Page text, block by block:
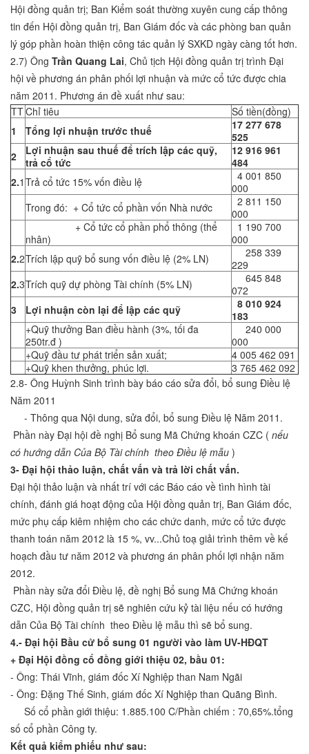
Hội đồng quản trị; Ban Kiểm soát thường xuyên cung cấp thông
tin đến Hội đồng quản trị, Ban Giám đốc và các phòng ban quản
lý góp phần hoàn thiện công tác quản lý SXKD ngày càng tốt hơn.
2.7) Ông Trần Quang Lai, Chủ tịch Hội đồng quản trị trình Đại
hội về phương án phân phối lợi nhuận và mức cổ tức được chia
năm 2011. Phương án đề xuất như sau:
TTChỉ tiêu
Số tiền(đồng)
1
Tổng lợi nhuận trước thuế
17 277 678
525
2
Lợi nhuận sau thuế để trích lập các quỹ,
trả cổ tức
12 916 961
484
2.1 Trả cổ tức 15% vốn điều lệ
4 001 850
000
Trong đó: + Cổ tức cổ phần vốn Nhà nước
2 811 150
000
+ Cổ tức cổ phần phổ thông (thể
nhân)
1 190 700
000
2.2Trích lập quỹ bổ sung vốn điều lệ (2% LN)
258 339
229
2.3Trích quỹ dự phòng Tài chính (5% LN)
645 848
072
3
Lợi nhuận còn lại để lập các quỹ
8 010 924
183
+Quỹ thưởng Ban điều hành (3%, tối đa
250tr.đ )
240 000
000
+Quỹ đầu tư phát triển sản xuất;
4 005 462 091
+Quỹ khen thưởng, phúc lợi.
3 765 462 092
2.8- Ông Huỳnh Sinh trình bày báo cáo sửa đổi, bổ sung Điều lệ
Năm 2011
- Thông qua Nội dung, sửa đổi, bổ sung Điều lệ Năm 2011.
Phần này Đại hội đề nghị Bổ sung Mã Chứng khoán CZC ( nếu
có hướng dẫn Của Bộ Tài chính theo Điều lệ mẫu )
3- Đại hội thảo luận, chất vấn và trả lời chất vấn.
Đại hội thảo luận và nhất trí với các Báo cáo về tình hình tài
chính, đánh giá hoạt động của Hội đồng quản trị, Ban Giám đốc,
mức phụ cấp kiêm nhiệm cho các chức danh, mức cổ tức được
thanh toán năm 2012 là 15 %, vv...Chủ toạ giải trình thêm về kế
hoạch đầu tư năm 2012 và phương án phân phối lợi nhận năm
2012.
Phần này sửa đổi Điều lệ, đề nghị Bổ sung Mã Chứng khoán
CZC, Hội đồng quản trị sẽ nghiên cứu kỷ tài liệu nếu có hướng
dẫn Của Bộ Tài chính theo Điều lệ mẫu thì sẽ bổ sung.
4.- Đại hội Bầu cử bổ sung 01 người vào làm UV-HĐQT
+ Đại Hội đồng cổ đồng giới thiệu 02, bầu 01:
- Ông: Thái Vĩnh, giám đốc Xí Nghiệp than Nam Ngãi
- Ông: Đặng Thế Sinh, giám đốc Xí Nghiệp than Quãng Bình.
Số cổ phần giới thiệu: 1.885.100 C/Phần chiếm : 70,65%.tổng
số cổ phần Công ty.
Kết quả kiểm phiếu như sau: